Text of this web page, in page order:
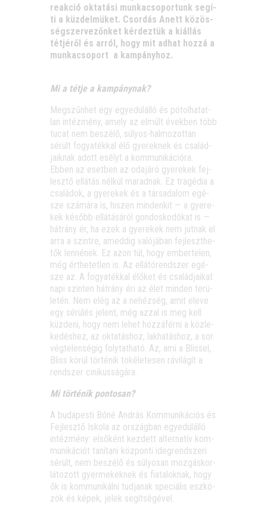
re­ak­ció okta­tá­si mun­ka­cso­por­tunk segí­
ti a küz­del­mü­ket. Csor­dás Anett közös­
ség­szer­ve­zőn­ket kér­dez­tük a kiál­lás
tét­jé­ről és arról, hogy mit adhat hoz­zá a
mun­ka­cso­port a kampányhoz.
Mi a tét­je a kampánynak?
Meg­szűn­het egy egye­dül­ál­ló és pótol­ha­tat­
lan intéz­mény, amely az elmúlt évek­ben több
tucat nem beszé­lő, súlyos-hal­mo­zot­tan
sérült fogya­ték­kal élő gye­rek­nek és csa­lád­
ja­ik­nak adott esélyt a kom­mu­ni­ká­ci­ó­ra.
Ebben az eset­ben az oda­já­ró gye­re­kek fej­
lesz­tő ellá­tás nél­kül marad­nak. Ez tra­gé­dia a
csa­lá­dok, a gye­re­kek és a tár­sa­da­lom egé­
sze szá­má­ra is, hiszen min­den­kit — a gye­re­
kek később ellá­tá­sá­ról gon­dos­ko­dó­kat is —
hát­rány ér, ha ezek a gye­re­kek nem jut­nak el
arra a szint­re, amed­dig való­já­ban fej­leszt­he­
tők len­né­nek. Ez azon túl, hogy ember­te­len,
még ért­he­tet­len is. Az ellá­tó­rend­szer egé­
sze az. A fogya­ték­kal élő­ket és csa­lád­ja­i­kat
napi szin­ten hát­rány éri az élet min­den terü­
le­tén. Nem elég az a nehéz­ség, amit ele­ve
egy sérü­lés jelent, még azzal is meg kell
küz­de­ni, hogy nem lehet hoz­zá­fér­ni a köz­le­
ke­dés­hez, az okta­tás­hoz, lak­ha­tás­hoz, a sor
vég­te­len­sé­gig foly­tat­ha­tó. Az, ami a Blis­sel,
Bliss körül tör­té­nik töké­le­te­sen rávi­lá­gít a
rend­szer cinikusságára.
Mi tör­té­nik pontosan?
A buda­pes­ti Bóné And­rás Kom­mu­ni­ká­ci­ós és
Fej­lesz­tő Isko­la az ország­ban egye­dül­ál­ló
intéz­mény: első­ként kez­dett alter­na­tív kom­
mu­ni­ká­ci­ót taní­ta­ni köz­pon­ti ideg­rend­sze­ri
sérült, nem beszé­lő és súlyo­san moz­gás­kor­
lá­to­zott gyer­me­kek­nek és fia­ta­lok­nak, hogy
ők is kom­mu­ni­kál­ni tud­ja­nak spe­ci­á­lis esz­kö­
zök és képek, jelek segítségével.